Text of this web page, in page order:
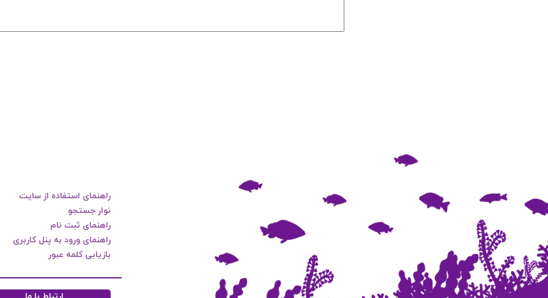
راهنمای استفاده از سایت
نوار جستجو
راهنمای ثبت نام
راهنمای ورود به پنل کاربری
بازیابی کلمه عبور